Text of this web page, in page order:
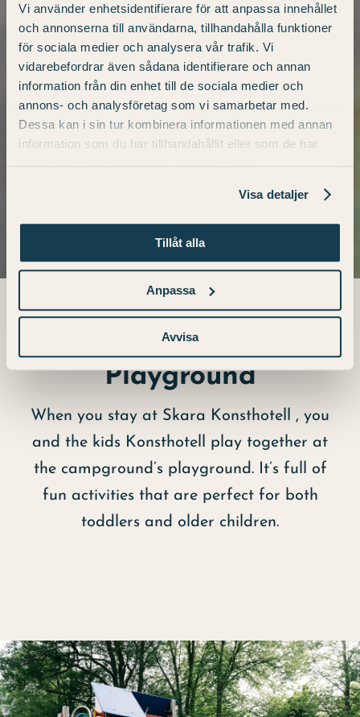
Vi använder enhetsidentifierare för att anpassa innehållet
och annonserna till användarna, tillhandahålla funktioner
för sociala medier och analysera vår trafik. Vi
vidarebefordrar även sådana identifierare och annan
information från din enhet till de sociala medier och
annons- och analysföretag som vi samarbetar med.
Dessa kan i sin tur kombinera informationen med annan
information som du har tillhandahållit eller som de har
Visa detaljer
Tillåt alla
Anpassa
Avvisa
Playground
When you stay at Skara Konsthotell , you
and the kids Konsthotell play together at
the campground’s playground. It’s full of
fun activities that are perfect for both
toddlers and older children.